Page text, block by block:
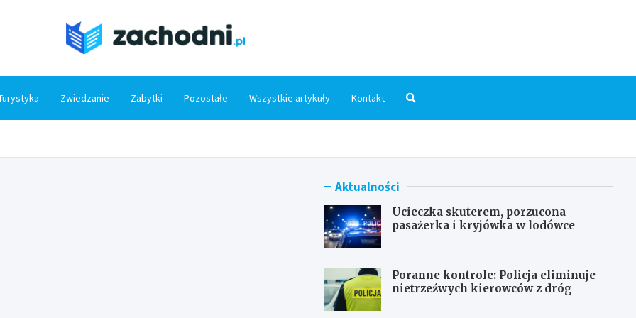
Zwiedzanie Zabytki Pozostałe Wszystkie artykuły Kontakt
Aktualności
Ucieczka skuterem, porzucona
pasażerka i kryjówka w lodówce
Poranne kontrole: Policja eliminuje
nietrzeźwych kierowców z dróg